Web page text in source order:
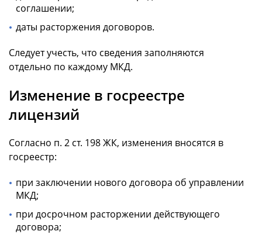
соглашении;
даты расторжения договоров.
Следует учесть, что сведения заполняются
отдельно по каждому МКД.
Изменение в госреестре
лицензий
Согласно п. 2 ст. 198 ЖК, изменения вносятся в
госреестр:
при заключении нового договора об управлении
МКД;
при досрочном расторжении действующего
договора;